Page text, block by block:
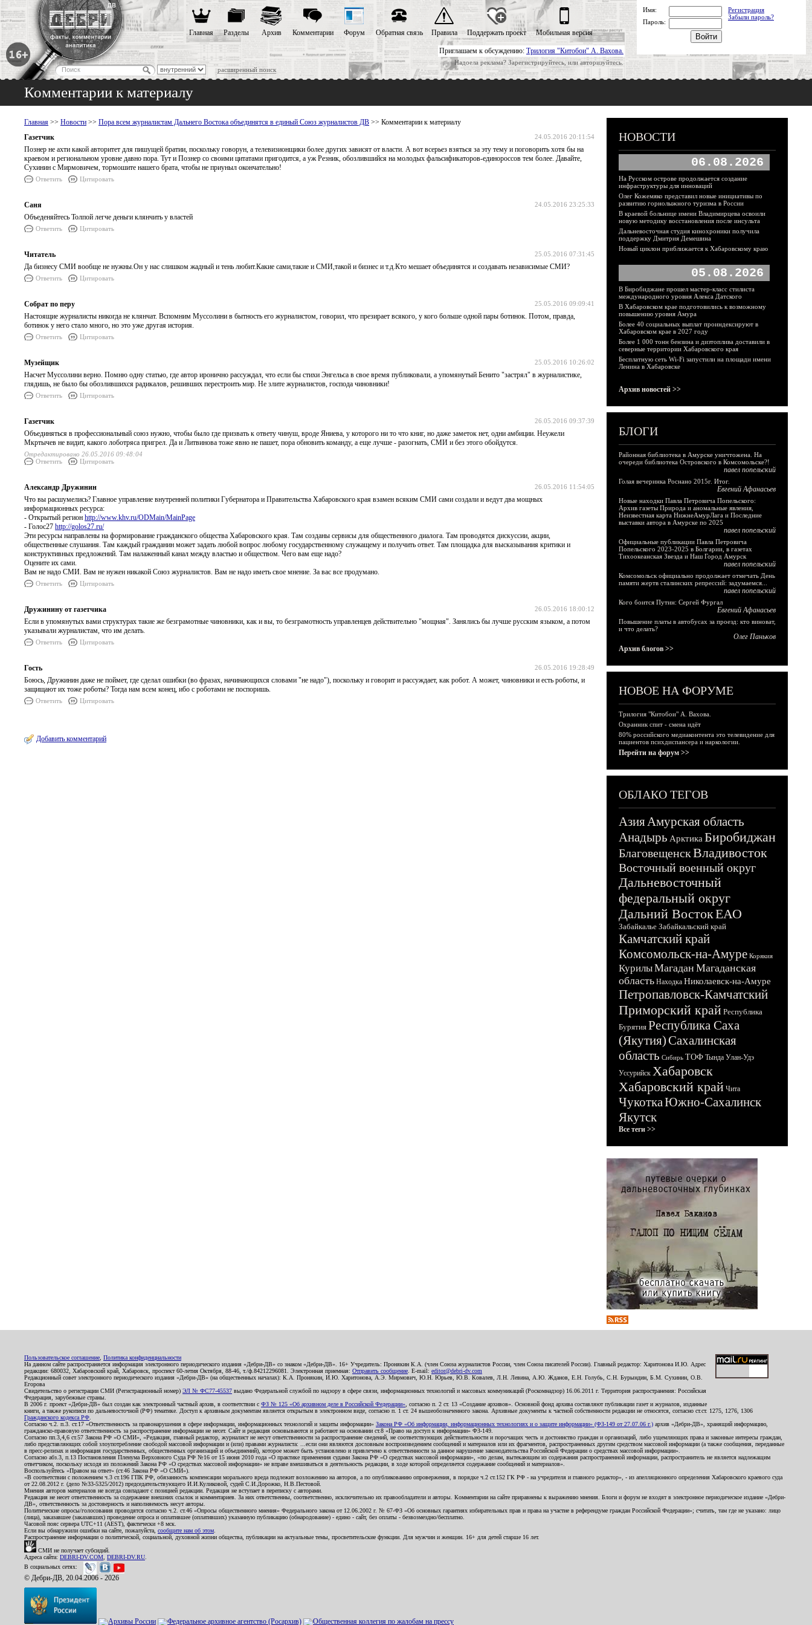
Приглашаем к обсуждению: Трилогия "Китобои" А. Вахова.
Надоела реклама? Зарегистрируйтесь, или авторизуйтесь.
расширенный поиск
Главная Разделы Архив Комментарии Форум Обратная связь Правила Поддержать проект Мобильная версия
Имя:
Регистрация
Забыли пароль?
Пароль:
Комментарии к материалу
Главная >> Новости >> Пора всем журналистам Дальнего Востока объединятся в единый Союз журналистов ДВ >> Комментарии к материалу
24.05.2016 20:11:54
Газетчик
Познер не ахти какой авторитет для пишущей братии, поскольку говорун, а телевизионщики более других зависят от власти. А вот всерьез взяться за эту тему и поговорить хотя бы на
краевом и региональном уровне давно пора. Тут и Познер со своими цитатами пригодится, а уж Резник, обозлившийся на молодых фальсификаторов-единороссов тем более. Давайте,
Сухинин с Мирмовичем, тормошите нашего брата, чтобы не приуныл окончательно!
Ответить Цитировать
24.05.2016 23:25:33
Саня
Объеденяйтесь Толпой легче деньги клянчить у властей
Ответить Цитировать
25.05.2016 07:31:45
Читатель
Да бизнесу СМИ вообще не нужны.Он у нас слишком жадный и тень любит.Какие сами,такие и СМИ,такой и бизнес и т.д.Кто мешает объединятся и создавать независимые СМИ?
Ответить Цитировать
25.05.2016 09:09:41
Собрат по перу
Настоящие журналисты никогда не клянчат. Вспомним Муссолини в бытность его журналистом, говорил, что презирает всякого, у кого больше одной пары ботинок. Потом, правда,
ботинок у него стало много, но это уже другая история.
Ответить Цитировать
25.05.2016 10:26:02
Музейщик
Насчет Муссолини верно. Помню одну статью, где автор иронично рассуждал, что если бы стихи Энгельса в свое время публиковали, а упомянутый Бенито "застрял" в журналистике,
глядишь, не было бы обозлившихся радикалов, решивших перестроить мир. Не злите журналистов, господа чиновники!
Ответить Цитировать
26.05.2016 09:37:39
Газетчик
Объединяться в профессиональный союз нужно, чтобы было где призвать к ответу чинуш, вроде Яниева, у которого ни то что книг, но даже заметок нет, одни амбиции. Неужели
Мкртычев не видит, какого лоботряса пригрел. Да и Литвинова тоже явно не пашет, пора обновить команду, а еще лучше - разогнать, СМИ и без этого обойдутся.
Отредактировано 26.05.2016 09:48:04
Ответить
Цитировать
26.05.2016 11:54:05
Александр Дружинин
Что вы расшумелись? Главное управление внутренней политики Губернатора и Правительства Хабаровского края взамен всяким СМИ сами создали и ведут два мощных
информационных ресурса:
- Открытый регион http://www.khv.ru/ODMain/MainPage
- Голос27 http://golos27.ru/
Эти ресурсы направлены на формирование гражданского общества Хабаровского края. Там созданы сервисы для общественного диалога. Там проводятся дискуссии, акции,
общественные слушания. Там каждый гражданин может задать любой вопрос любому государственному служащему и получить ответ. Там площадка для высказывания критики и
конструктивных предложений. Там налаженный канал между властью и обществом. Чего вам еще надо?
Оцените их сами.
Вам не надо СМИ. Вам не нужен никакой Союз журналистов. Вам не надо иметь свое мнение. За вас все продумано.
Ответить Цитировать
26.05.2016 18:00:12
Дружинину от газетчика
Если в упомянутых вами структурах такие же безграмотные чиновники, как и вы, то безграмотность управленцев действительно "мощная". Занялись бы лучше русским языком, а потом
указывали журналистам, что им делать.
Ответить Цитировать
26.05.2016 19:28:49
Гость
Боюсь, Дружинин даже не поймет, где сделал ошибки (во фразах, начинающихся словами "не надо"), поскольку и говорит и рассуждает, как робот. А может, чиновники и есть роботы, и
защищают их тоже роботы? Тогда нам всем конец, ибо с роботами не поспоришь.
Ответить Цитировать
Добавить комментарий
НОВОСТИ
06.08.2026
На Русском острове продолжается создание
инфраструктуры для инноваций
Олег Кожемяко представил новые инициативы по
развитию горнолыжного туризма в России
В краевой больнице имени Владимирцева освоили
новую методику восстановления после инсульта
Дальневосточная студия кинохроники получила
поддержку Дмитрия Демешина
Новый циклон приближается к Хабаровскому краю
05.08.2026
В Биробиджане прошел мастер-класс стилиста
международного уровня Алекса Датского
В Хабаровском крае подготовились к возможному
повышению уровня Амура
Более 40 социальных выплат проиндексируют в
Хабаровском крае в 2027 году
Более 1 000 тонн бензина и дизтоплива доставили в
северные территории Хабаровского края
Бесплатную сеть Wi-Fi запустили на площади имени
Ленина в Хабаровске
Архив новостей >>
БЛОГИ
Районная библиотека в Амурске уничтожена. На
очереди библиотека Островского в Комсомольске?!
павел попельский
Голая вечеринка Роснано 2015г. Итог.
Евгений Афанасьев
Новые находки Павла Петровича Попельского:
Архив газеты Природа и аномальные явления,
Неизвестная карта НижнеАмурЛага и Последние
выставки автора в Амурске по 2025
павел попельский
Официальные публикации Павла Петровича
Попельского 2023-2025 в Болгарии, в газетах
Тихоокеанская Звезда и Наш Город Амурск
павел попельский
Комсомольск официально продолжает отмечать День
памяти жертв сталинских репрессий: задумаемся...
павел попельский
Кого боится Путин: Сергей Фургал
Евгений Афанасьев
Повышение платы в автобусах за проезд: кто виноват,
и что делать?
Олег Паньков
Архив блогов >>
НОВОЕ НА ФОРУМЕ
Трилогия "Китобои" А. Вахова.
Охранник спит - смена идёт
80% российского медиаконтента это телевидение для
пациентов психдиспансера и наркологии.
Перейти на форум >>
ОБЛАКО ТЕГОВ
АзияАмурская область
Анадырь Арктика Биробиджан
БлаговещенскВладивосток
Восточный военный округ
Дальневосточный
федеральный округ
Дальний ВостокЕАО
Забайкалье Забайкальский край
Камчатский край
Комсомольск-на-Амуре Корякия
КурилыМагадан Магаданская
область Находка Николаевск-на-Амуре
Петропавловск-Камчатский
Приморский край Республика
Бурятия Республика Саха
(Якутия)Сахалинская
область Сибирь ТОФ Тында Улан-Удэ
Уссурийск Хабаровск
Хабаровский край Чита
ЧукоткаЮжно-Сахалинск
Якутск
Все теги >>
Пользовательское соглашение Политика конфиденциальности
На данном сайте распространяется информация электронного периодического издания «Дебри-ДВ» со знаком «Дебри-ДВ». 16+ Учредитель: Пронякин К.А. (член Союза журналистов России, член Союза писателей России). Главный редактор: Харитонова И.Ю. Адрес
редакции: 680032, Хабаровский край, Хабаровск, проспект 60-летия Октября, 88-46, т./ф.84212296081. Электронная приемная: Отправить сообщение . E-mail: editor@debri-dv.com
Редакционный совет электронного периодического издания «Дебри-ДВ» (на общественных началах): К.А. Пронякин, И.Ю. Харитонова, А.Э. Мирмович, Ю.Н. Юрьев, Ю.В. Ковалев, Л.Н. Левина, А.Ю. Жданов, Е.Н. Голубь, С.Н. Бурындин, Б.М. Сухинин, О.В.
Егорова
Свидетельство о регистрации СМИ (Регистрационный номер) ЭЛ № ФС77-45537 выдано Федеральной службой по надзору в сфере связи, информационных технологий и массовых коммуникаций (Роскомнадзор) 16.06.2011 г. Территория распространения: Российская
Федерация, зарубежные страны.
В 2006 г. проект «Дебри-ДВ» был создан как электронный частный архив, в соответствии с ФЗ № 125 «Об архивном деле в Российской Федерации» , согласно п. 2 ст. 13 «Создание архивов». Основной фонд архива составляют публикации газет и журналов, изданные
книги, а также рукописи по дальневосточной (РФ) тематике. Доступ к архивным документам является открытым в электронном виде, согласно п. 1 ст. 24 вышеобозначенного закона. Архивные документы к частной собственности редакции не относятся, согласно ст.ст. 1275, 1276, 1306
Гражданского кодекса РФ
Согласно ч.2. п.3. ст.17 «Ответственность за правонарушения в сфере информации, информационных технологий и защиты информации» Закона РФ «Об информации, информационных технологиях и о защите информации» (ФЗ-149 от 27.07.06 г.) архив «Дебри-ДВ», хранящий информацию,
гражданско-правовую ответственность за распространение информации не несет. Сайт и редакция основываются и работают на основании ст.8 «Право на доступ к информации» ФЗ-149.
Согласно пп.3,4,6 ст.57 Закона РФ «О СМИ», «Редакция, главный редактор, журналист не несут ответственности за распространение сведений, не соответствующих действительности и порочащих честь и достоинство граждан и организаций, либо ущемляющих права и законные интересы граждан,
либо представляющих собой злоупотребление свободой массовой информации и (или) правами журналиста: ...если они являются дословным воспроизведением сообщений и материалов или их фрагментов, распространенных другим средством массовой информации (а также сообщения, переданные
в пресс-релизах и информация государственных, общественных организаций и объединений), которое может быть установлено и привлечено к ответственности за данное нарушение законодательства Российской Федерации о средствах массовой информации».
Согласно абз.3, п.13 Постановления Пленума Верховного Суда РФ №16 от 15 июня 2010 года «О практике применения судами Закона РФ «О средствах массовой информации», «по делам, вытекающим из содержания распространенной информации, распространитель не является надлежащим
ответчиком, поскольку исходя из положений Закона РФ «О средствах массовой информации» не вправе вмешиваться в деятельность редакции, в ходе которой определяется содержание сообщений и материалов».
Воспользуйтесь «Правом на ответ» (ст.46 Закона РФ «О СМИ»).
«В соответствии с положением ч.3 ст.196 ГПК РФ, обязанность компенсации морального вреда подлежит возложению на авторов, а по опубликованию опровержения, в порядке ч.2 ст.152 ГК РФ - на учредителя и главного редактор», - из апелляционного определения Хабаровского краевого суда
от 22.08.2012 г. (дело №33-5325/2012) председательствующего И.И.Куликовой, судей С.И.Дорожко, Н.В.Пестовой.
Мнения авторов материалов не всегда совпадают с позицией редакции. Редакция не вступает в переписку с авторами.
Редакция не несет ответственность за содержание внешних ссылок и комментариев. За них ответственны, соответственно, исключительно их правообладатели и авторы. Комментарии на сайте приравнены к выражению мнения. Блоги и форум не входят в электронное периодическое издание «Дебри-
ДВ», ответственность за достоверность и наполняемость несут авторы.
Политические опросы/голосования проводятся согласно ч.2. ст.46 «Опросы общественного мнения» Федерального закона от 12.06.2002 г. № 67-ФЗ «Об основных гарантиях избирательных прав и права на участие в референдуме граждан Российской Федерации»; считать, там где не указано: лицо
(лица), заказавшее (заказавших) проведение опроса и оплатившее (оплативших) указанную публикацию (обнародование) - едино - сайт, без оплаты - безвозмездно/бесплатно.
Часовой пояс сервера UTC+11 (AEST), фактически +8 мск.
Если вы обнаружили ошибки на сайте, пожалуйста, сообщите нам об этом
Распространение информации о политической, социальной, духовной жизни общества, публикации на актуальные темы, просветительские функции. Для мужчин и женщин. 16+ для детей старше 16 лет.
СМИ не получает субсидий.
Адреса сайта: DEBRI-DV.COM DEBRI-DV.RU
В социальных сетях:
© Дебри-ДВ, 20.04.2006 - 2026